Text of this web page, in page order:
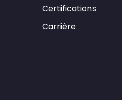
Certifications
Carrière